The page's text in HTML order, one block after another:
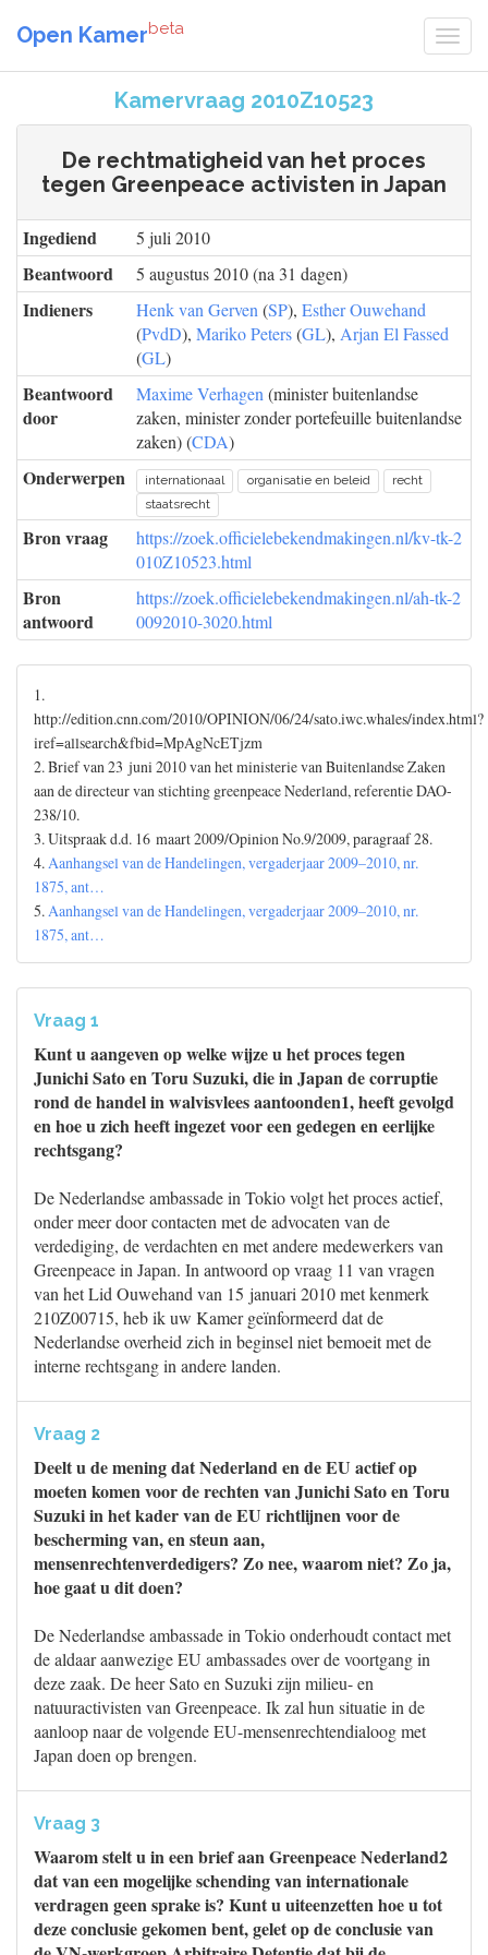
Open Kamerbeta
Kamervraag 2010Z10523
De rechtmatigheid van het proces
tegen Greenpeace activisten in Japan
Ingediend 5 juli 2010
Beantwoord 5 augustus 2010 (na 31 dagen)
Indieners Henk van Gerven (SP), Esther Ouwehand
(PvdD), Mariko Peters(GL), Arjan El Fassed
(GL)
Beantwoord
door
Maxime Verhagen (minister buitenlandse
zaken, minister zonder portefeuille buitenlandse
zaken) (CDA)
Onderwerpen internationaal organisatie en beleid
recht
staatsrecht
Bron vraag
https://zoek.officielebekendmakingen.nl/kv-tk-2
010Z10523.html
Bron
antwoord
https://zoek.officielebekendmakingen.nl/ah-tk-2
0092010-3020.html
1.
http://edition.cnn.com/2010/OPINION/06/24/sato.iwc.whales/index.html?
iref=allsearch&fbid=MpAgNcETjzm
2. Brief van 23 juni 2010 van het ministerie van Buitenlandse Zaken
aan de directeur van stichting greenpeace Nederland, referentie DAO-
238/10.
3. Uitspraak d.d. 16 maart 2009/Opinion No.9/2009, paragraaf 28.
4.Aanhangsel van de Handelingen, vergaderjaar 2009–2010, nr.
1875, ant…
5.Aanhangsel van de Handelingen, vergaderjaar 2009–2010, nr.
1875, ant…
Vraag 1
Kunt u aangeven op welke wijze u het proces tegen
Junichi Sato en Toru Suzuki, die in Japan de corruptie
rond de handel in walvisvlees aantoonden1, heeft gevolgd
en hoe u zich heeft ingezet voor een gedegen en eerlijke
rechtsgang?
De Nederlandse ambassade in Tokio volgt het proces actief,
onder meer door contacten met de advocaten van de
verdediging, de verdachten en met andere medewerkers van
Greenpeace in Japan. In antwoord op vraag 11 van vragen
van het Lid Ouwehand van 15 januari 2010 met kenmerk
210Z00715, heb ik uw Kamer geïnformeerd dat de
Nederlandse overheid zich in beginsel niet bemoeit met de
interne rechtsgang in andere landen.
Vraag 2
Deelt u de mening dat Nederland en de EU actief op
moeten komen voor de rechten van Junichi Sato en Toru
Suzuki in het kader van de EU richtlijnen voor de
bescherming van, en steun aan,
mensenrechtenverdedigers? Zo nee, waarom niet? Zo ja,
hoe gaat u dit doen?
De Nederlandse ambassade in Tokio onderhoudt contact met
de aldaar aanwezige EU ambassades over de voortgang in
deze zaak. De heer Sato en Suzuki zijn milieu- en
natuuractivisten van Greenpeace. Ik zal hun situatie in de
aanloop naar de volgende EU-mensenrechtendialoog met
Japan doen op brengen.
Vraag 3
Waarom stelt u in een brief aan Greenpeace Nederland2
dat van een mogelijke schending van internationale
verdragen geen sprake is? Kunt u uiteenzetten hoe u tot
deze conclusie gekomen bent, gelet op de conclusie van